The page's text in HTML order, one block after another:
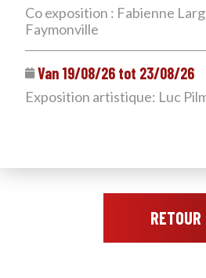
Co exposition : Fabienne
Faymonville
Van 19/08/26 tot 23/08/26
Exposition artistique: Luc
RETOUR